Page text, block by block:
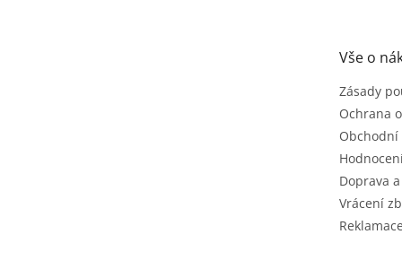
Vše o
Zásady
Ochrana
Doprava
Vrácení
Reklamace